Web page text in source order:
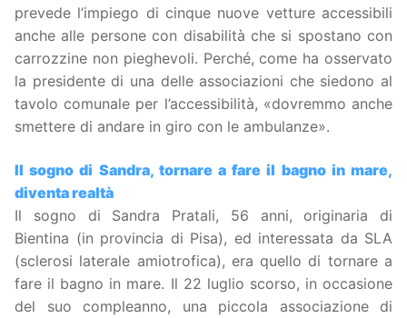
prevede l’impiego di cinque nuove vetture accessibili
anche alle persone con disabilità che si spostano con
carrozzine non pieghevoli. Perché, come ha osservato
la presidente di una delle associazioni che siedono al
tavolo comunale per l’accessibilità, «dovremmo anche
smettere di andare in giro con le ambulanze».
Il sogno di Sandra, tornare a fare il bagno in mare,
diventa realtà
Il sogno di Sandra Pratali, 56 anni, originaria di
Bientina (in provincia di Pisa), ed interessata da SLA
(sclerosi laterale amiotrofica), era quello di tornare a
fare il bagno in mare. Il 22 luglio scorso, in occasione
del suo compleanno, una piccola associazione di